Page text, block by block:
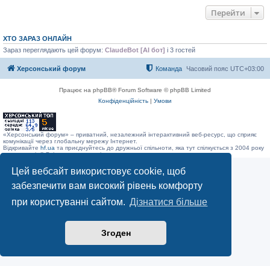
Цей вебсайт використовує cookie, щоб
забезпечити вам високий рівень комфорту
при користуванні сайтом. Дізнатися більше
Згоден
Перейти
ХТО ЗАРАЗ ОНЛАЙН
Зараз переглядають цей форум: ClaudeBot [AI бот] і 3 гостей
Херсонський форум Часовий пояс UTC+03:00
Команда
Працює на phpBB® Forum Software © phpBB Limited
Конфіденційність | Умови
«Херсонський форум» – приватний, незалежний інтерактивний веб-ресурс, що сприяє
комунікації через глобальну мережу Інтернет.
Відкривайте hf.ua та приєднуйтесь до дружньої спільноти, яка тут спілкується з 2004 року
до сьогодні. © Всі права захищені.